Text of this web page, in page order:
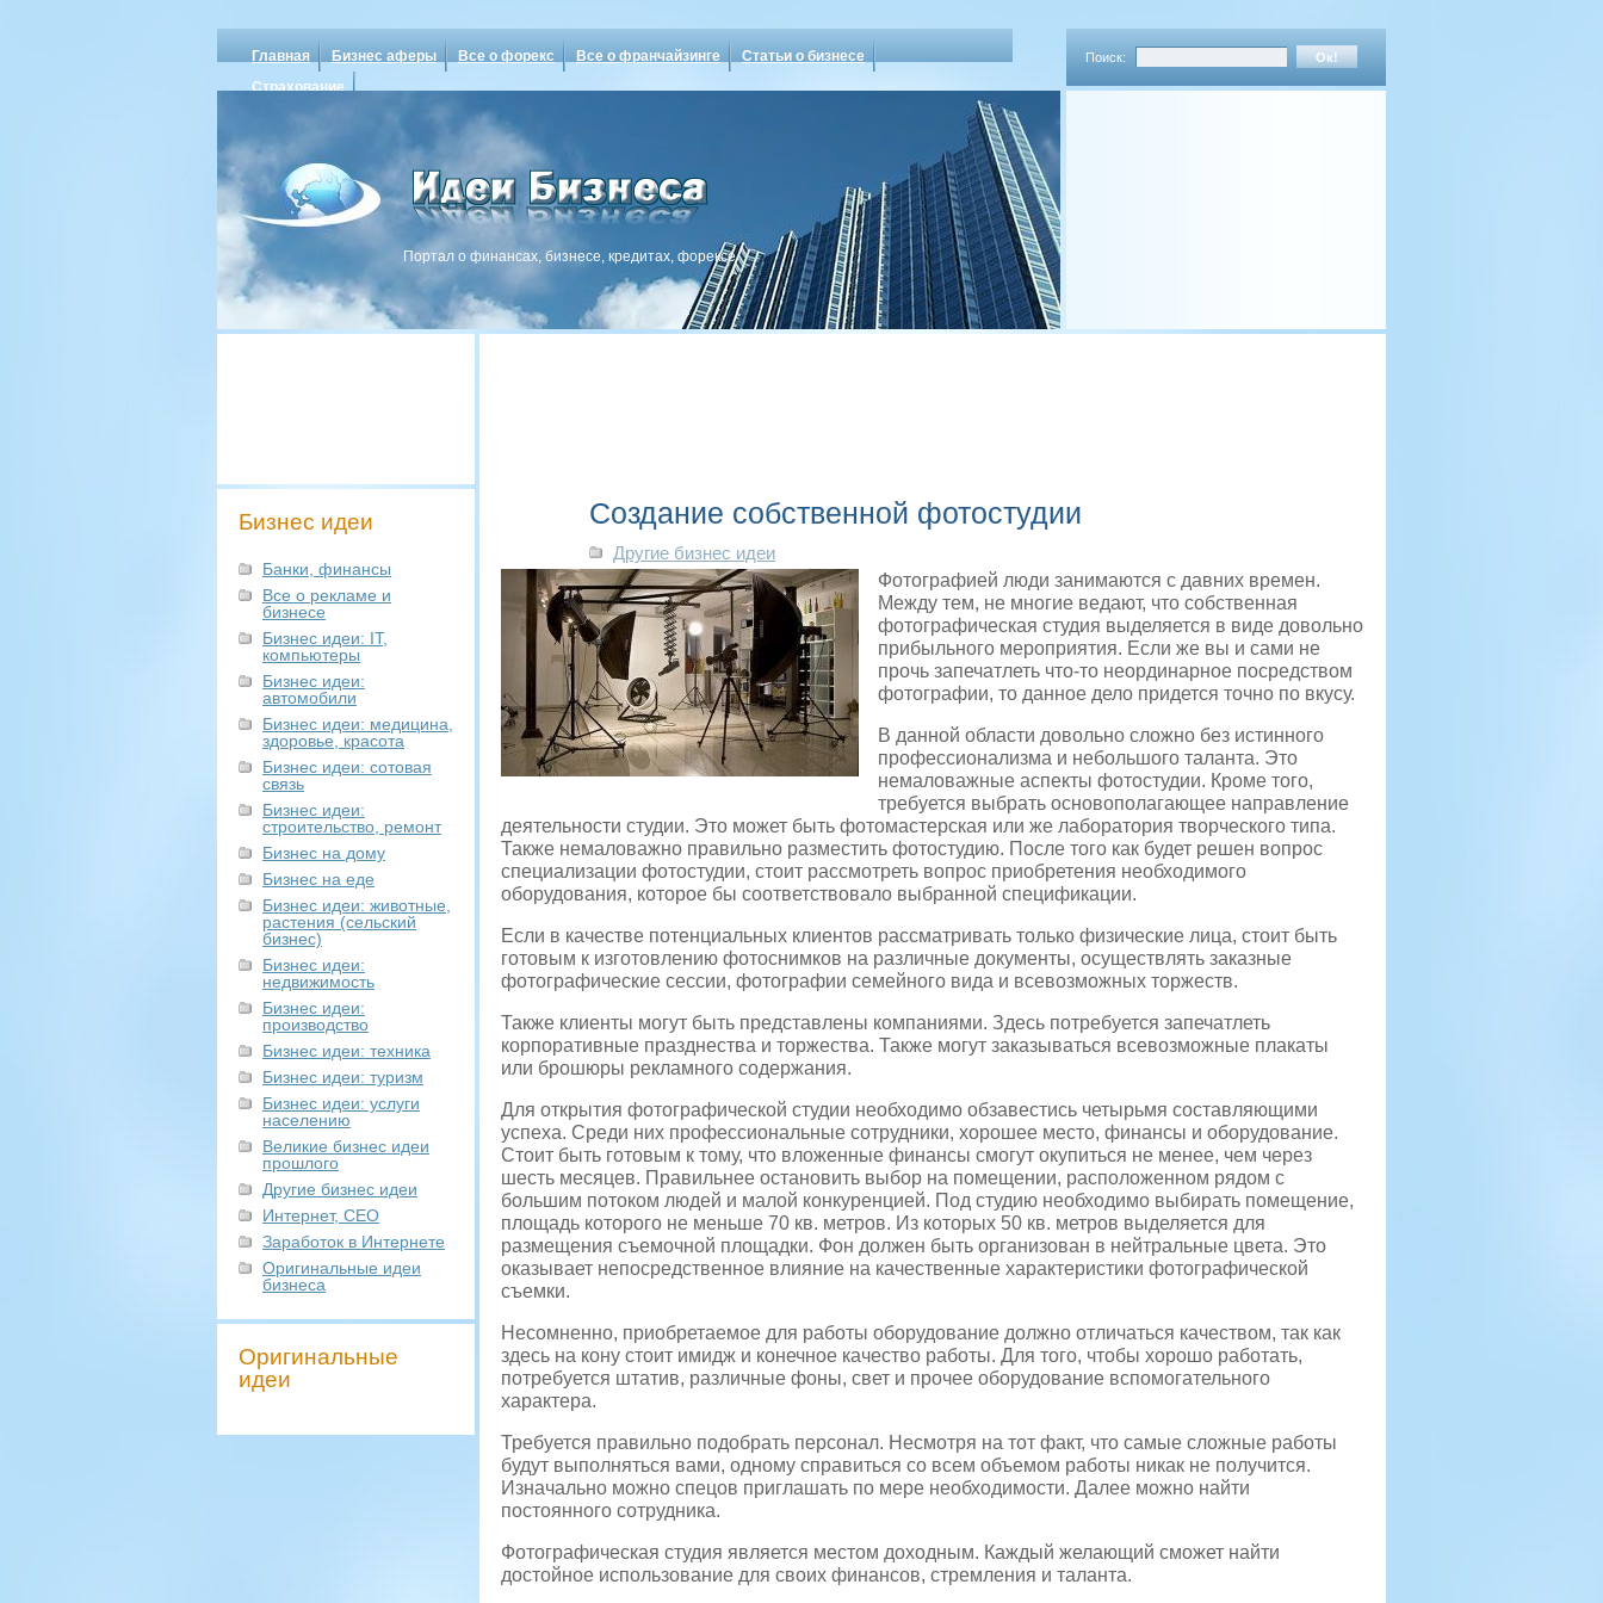
Главная Бизнес аферы Все о форекс Все о франчайзинге
Статьи о бизнесе
Страхование
Поиск:
Портал о финансах, бизнесе, кредитах, форексе
Бизнес идеи
Банки, финансы
Все о рекламе и
бизнесе
Бизнес идеи: IT,
компьютеры
Бизнес идеи:
автомобили
Бизнес идеи: медицина,
здоровье, красота
Бизнес идеи: сотовая
связь
Бизнес идеи:
строительство, ремонт
Бизнес на дому
Бизнес на еде
Бизнес идеи: животные,
растения (сельский
бизнес)
Бизнес идеи:
недвижимость
Бизнес идеи:
производство
Бизнес идеи: техника
Бизнес идеи: туризм
Бизнес идеи: услуги
населению
Великие бизнес идеи
прошлого
Другие бизнес идеи
Интернет, СЕО
Заработок в Интернете
Оригинальные идеи
бизнеса
Оригинальные
идеи
Создание собственной фотостудии
Другие бизнес идеи
Фотографией люди занимаются с давних времен.
Между тем, не многие ведают, что собственная
фотографическая студия выделяется в виде довольно
прибыльного мероприятия. Если же вы и сами не
прочь запечатлеть что-то неординарное посредством
фотографии, то данное дело придется точно по вкусу.
В данной области довольно сложно без истинного
профессионализма и небольшого таланта. Это
немаловажные аспекты фотостудии. Кроме того,
требуется выбрать основополагающее направление
деятельности студии. Это может быть фотомастерская или же лаборатория творческого типа.
Также немаловажно правильно разместить фотостудию. После того как будет решен вопрос
специализации фотостудии, стоит рассмотреть вопрос приобретения необходимого
оборудования, которое бы соответствовало выбранной спецификации.
Если в качестве потенциальных клиентов рассматривать только физические лица, стоит быть
готовым к изготовлению фотоснимков на различные документы, осуществлять заказные
фотографические сессии, фотографии семейного вида и всевозможных торжеств.
Также клиенты могут быть представлены компаниями. Здесь потребуется запечатлеть
корпоративные празднества и торжества. Также могут заказываться всевозможные плакаты
или брошюры рекламного содержания.
Для открытия фотографической студии необходимо обзавестись четырьмя составляющими
успеха. Среди них профессиональные сотрудники, хорошее место, финансы и оборудование.
Стоит быть готовым к тому, что вложенные финансы смогут окупиться не менее, чем через
шесть месяцев. Правильнее остановить выбор на помещении, расположенном рядом с
большим потоком людей и малой конкуренцией. Под студию необходимо выбирать помещение,
площадь которого не меньше 70 кв. метров. Из которых 50 кв. метров выделяется для
размещения съемочной площадки. Фон должен быть организован в нейтральные цвета. Это
оказывает непосредственное влияние на качественные характеристики фотографической
съемки.
Несомненно, приобретаемое для работы оборудование должно отличаться качеством, так как
здесь на кону стоит имидж и конечное качество работы. Для того, чтобы хорошо работать,
потребуется штатив, различные фоны, свет и прочее оборудование вспомогательного
характера.
Требуется правильно подобрать персонал. Несмотря на тот факт, что самые сложные работы
будут выполняться вами, одному справиться со всем объемом работы никак не получится.
Изначально можно спецов приглашать по мере необходимости. Далее можно найти
постоянного сотрудника.
Фотографическая студия является местом доходным. Каждый желающий сможет найти
достойное использование для своих финансов, стремления и таланта.